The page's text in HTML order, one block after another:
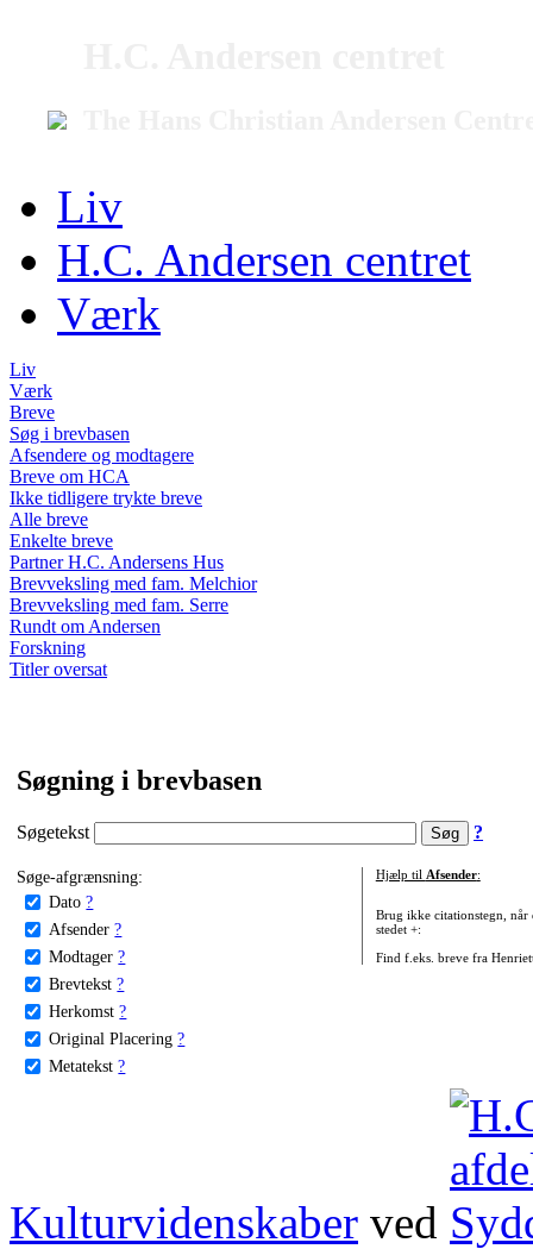
Liv
H.C. Andersen centret
Værk
Liv
Værk
Breve
Søg i brevbasen
Afsendere og modtagere
Breve om HCA
Ikke tidligere trykte breve
Alle breve
Enkelte breve
Partner H.C. Andersens Hus
Brevveksling med fam. Melchior
Brevveksling med fam. Serre
Rundt om Andersen
Forskning
Titler oversat
Søgning i brevbasen
Søgetekst ?
Søge-afgrænsning:
Dato ?
Afsender ?
Modtager ?
Brevtekst ?
Herkomst ?
Original Placering ?
Metatekst ?
Hjælp til Afsender:
Brug ikke citationstegn, når
stedet +:
Find f.eks. breve fra
Kulturvidenskaber ved